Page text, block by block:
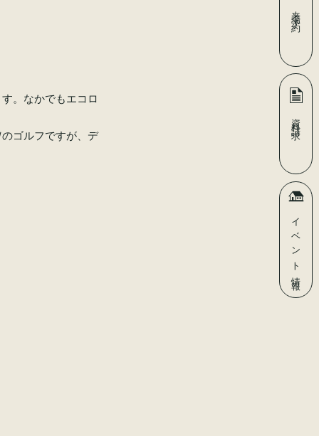
。なかでもエコロ
ゴルフですが、デ
来場予約
資料請求
イベント